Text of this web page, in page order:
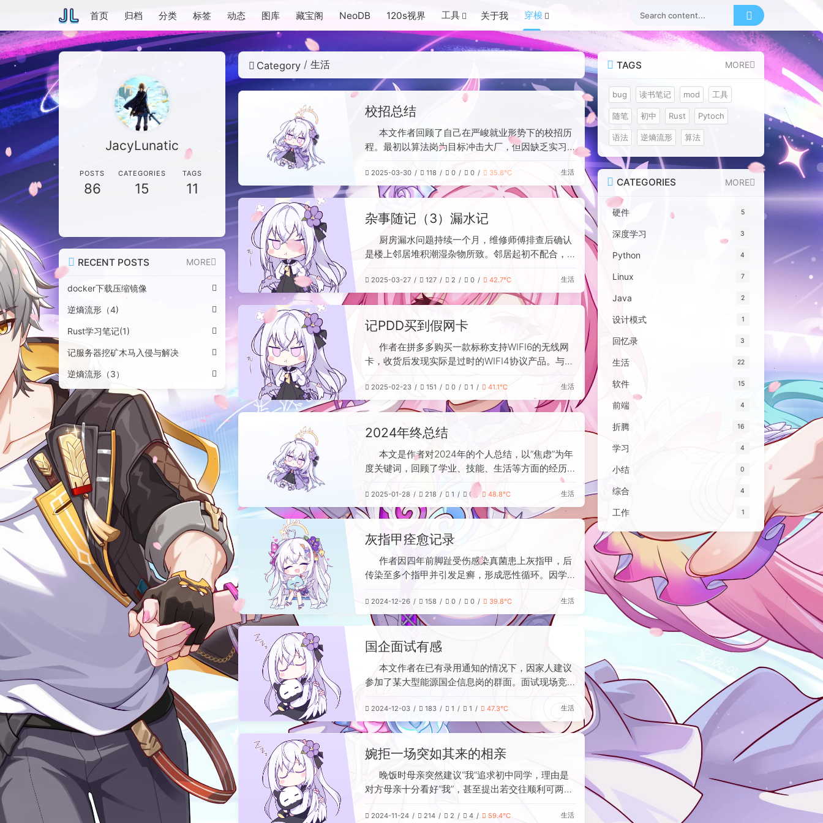
首页 归档 分类 标签 动态 图库 藏宝阁 NeoDB 120s视界 工具 关于我 穿梭
Category 生活
校招总结
本文作者回顾了自己在严峻就业形势下的校招历
程。最初以算法岗为目标冲击大厂，但因缺乏实习经
网易终面，却因通勤问题放弃。面对秋招零offer的
压力，作者调整策略，付费寻求专业帮助，重点投递
间曾签约一家芯片厂，但年后意外获得一家央企的面
试机会，其薪资福利与通勤条件更优，最终选择违约
并签约该央企。作者总结认为，缺乏实习经历是冲击
大厂的主要短板，但对于追求稳定的“混子心态”而
争力，并对最终结果表示满意。
2025-03-30 118 0 0 35.8℃ 生活
杂事随记（3）漏水记
厨房漏水问题持续一个月，维修师傅排查后确认
是楼上邻居堆积潮湿杂物所致。邻居起初不配合，经
相互推诿，调解效果有限。最终在社区民警介入后，
问题得以暂时解决。事件凸显老旧小区邻里纠纷处理
寻求多方协调。
2025-03-27 127 2 0 42.7℃ 生活
记PDD买到假网卡
作者在拼多多购买一款标称支持WIFI6的无线网
卡，收货后发现实际是过时的WIFI4协议产品。与客
评如潮，差评难以筛选，作者因此建议平台改进评价
系统。最后，他通过自行学习，重新选购了品牌产品
择品牌商品的教训。
2025-02-23 151 0 1 41.1℃ 生活
2024年终总结
本文是作者对2024年的个人总结，以“焦虑”为年
度关键词，回顾了学业、技能、生活等方面的经历与
成长。学业上，在学长帮助下成功发表一篇一区期刊
论文，为毕业和求职增添了底气。技能方面，学习了
LaTeX、Java及网络配置等实用知识，并在秋招压
减轻了体重，并治好了灰指甲；娱乐以游戏为主，尤
《崩坏：星穹铁道》的出色体验。最后，作者规划了
2025年的目标，包括顺利毕业、深化技能学习、保
中继续前行、寻求内心平衡的期望。
2025-01-28 218 1 0 48.8℃ 生活
灰指甲痊愈记录
作者因四年前脚趾受伤感染真菌患上灰指甲，后
传染至多个指甲并引发足癣，形成恶性循环。因学业
经网络信息了解到口服药盐酸特比萘芬片可治疗，确
认自身肝功能正常后于8月至11月服药。目前指甲已
见复发。
2024-12-26 158 0 0 39.8℃ 生活
国企面试有感
本文作者在已有录用通知的情况下，因家人建议
参加了某大型能源国企信息岗的群面。面试现场竞争
面试官提出两个关键问题：可能需要放弃专业知识、
薪资低于市场水平，且工作内容可能琐碎偏离本职。
定、不计较待遇。作者因应聘动机（单位离家近）与
烈，报录比约250:1。
2024-12-03 183 1 1 47.3℃ 生活
婉拒一场突如其来的相亲
晚饭时母亲突然建议“我”追求初中同学，理由是
对方母亲十分看好“我”，甚至提出若交往顺利可两家
异并婉拒了提议。理由包括：当前首要任务是完成毕
2024-11-24 214 2 4 59.4℃ 生活
JacyLunatic
POSTS
86
CATEGORIES
15
TAGS
11
RECENT POSTS MORE
docker下载压缩镜像
逆熵流形（4)
Rust学习笔记(1)
记服务器挖矿木马入侵与解决
逆熵流形（3）
TAGS MORE
bug 读书笔记 mod 工具
随笔 初中 Rust Pytoch
语法 逆熵流形 算法
CATEGORIES MORE
硬件 5
深度学习 3
Python 4
Linux 7
Java 2
设计模式 1
回忆录 3
生活 22
软件 15
前端 4
折腾 16
学习 4
小结 0
综合 4
工作 1